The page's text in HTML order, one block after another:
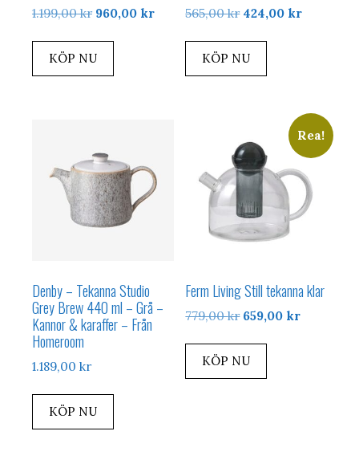
1.199,00kr Det
var:
960,00 krDet
KÖP NU
565,00kr Det
var:
424,00 krDet
KÖP NU
Denby – Tekanna Studio
Grey Brew 440 ml – Grå –
Kannor & karaffer – Från
Homeroom
1.189,00 kr
KÖP NU
Rea!
Ferm Living Still tekanna klar
779,00kr Det
var:
659,00 krDet
KÖP NU